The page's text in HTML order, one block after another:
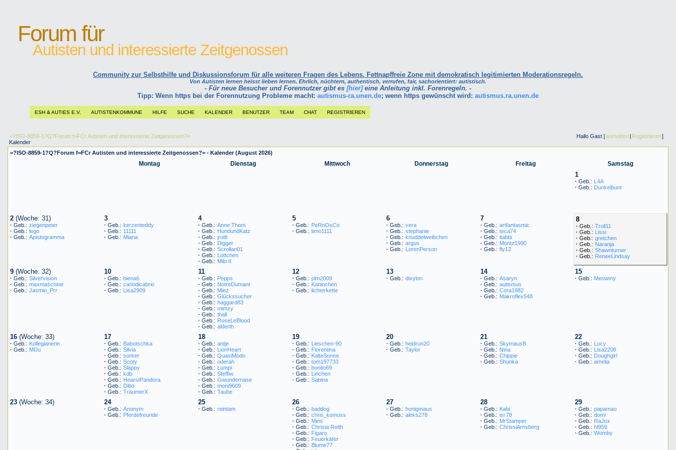
Forum für
Autisten und interessierte Zeitgenossen
Community zur Selbsthilfe und Diskussionsforum für alle weiteren Fragen des Lebens. Fettnapffreie Zone mit demokratisch legitimierten Moderationsregeln.
Von Autisten lernen heisst lieben lernen. Ehrlich, nüchtern, authentisch, verrufen, fair, sachorientiert: autistisch.
- Für neue Besucher und Forennutzer gibt es [hier]eine Anleitung inkl. Forenregeln. -
Tipp: Wenn https bei der Forennutzung Probleme macht: autismus-ra.unen.de; wenn https gewünscht wird: autismus.ra.unen.de
ESH & AUTIES E.V. AUTISTENKOMMUNE HILFE SUCHE KALENDER BENUTZER TEAM CHAT REGISTRIEREN
Hallo Gast [anmelden| Registrieren]
=?ISO-8859-1?Q?Forum f=FCr Autisten und interessierte Zeitgenossen?=
Kalender
=?ISO-8859-1?Q?Forum f=FCr Autisten und interessierte Zeitgenossen?= - Kalender (August 2026)
Montag Dienstag Mittwoch Donnerstag Freitag Samstag
1
· Geb.: L4A
· Geb.: Dunkelbunt
2(Woche: 31)
· Geb.: ziegenpeter
· Geb.: lego
· Geb.: Apistogramma
3
· Geb.: kerzenteddy
· Geb.: 11111
· Geb.: Miana
4
· Geb.: Anne Thom.
· Geb.: HundundKatz
· Geb.: jrottl
· Geb.: Digger
· Geb.: Scrollan01
· Geb.: Lottchen
· Geb.: Milo II
5
· Geb.: PeRnOsCo
· Geb.: timo1111
6
· Geb.: vera
· Geb.: stephanie
· Geb.: knuddelweibchen
· Geb.: argus
· Geb.: LorenPerson
7
· Geb.: artfantasmic
· Geb.: teca74
· Geb.: itabbi
· Geb.: Moritz1990
· Geb.: fly12
8
· Geb.: Troll11
· Geb.: Lissi
· Geb.: gretchen
· Geb.: Naranja
· Geb.: Shawnturner
· Geb.: ReneeLindsay
9(Woche: 32)
· Geb.: Silvervision
· Geb.: maxmaschine
· Geb.: Jasmin_Prr
10
· Geb.: biena6
· Geb.: carlodicabrio
· Geb.: Lisa2909
11
· Geb.: Pepps
· Geb.: NotreDumant
· Geb.: Miez
· Geb.: Glückssucher
· Geb.: haggard83
· Geb.: mimzy
· Geb.: thall
· Geb.: RoseLeBlood
· Geb.: alderth
12
· Geb.: plm2009
· Geb.: Kaninchen
· Geb.: lichterkette
13
· Geb.: dixylon
14
· Geb.: Asaryn
· Geb.: autismus
· Geb.: Cora1982
· Geb.: Makroflex548
15
· Geb.: Meowmy
16(Woche: 33)
· Geb.: Kollegianerin
· Geb.: MDu
17
· Geb.: Babotschka
· Geb.: Silvia
· Geb.: sorker
· Geb.: Scoty
· Geb.: Släppy
· Geb.: kdb
· Geb.: HearstPandora
· Geb.: Dibo
· Geb.: TräumerX
18
· Geb.: antje
· Geb.: LionHeart
· Geb.: QuasiModo
· Geb.: oderah
· Geb.: Lumpi
· Geb.: Steffiw
· Geb.: Gwundernase
· Geb.: moni9609
· Geb.: Taube
19
· Geb.: Lieschen-90
· Geb.: Florentina
· Geb.: KalteSonne
· Geb.: tom197733
· Geb.: bonito69
· Geb.: Linchen
· Geb.: Sabina
20
· Geb.: heidrun20
· Geb.: Taylor
21
· Geb.: SkymausB
· Geb.: Nina
· Geb.: Chippie
· Geb.: Shunka
22
· Geb.: Lucy
· Geb.: Lisa2208
· Geb.: Doughgirl
· Geb.: amelia
23(Woche: 34) 24
· Geb.: Anonym
· Geb.: Pferdefreunde
25
· Geb.: reintam
26
· Geb.: baddog
· Geb.: chris_komoss
· Geb.: Mimi
· Geb.: Christa Reith
· Geb.: Figaro
· Geb.: Feuerkäfer
· Geb.: Blume77
27
· Geb.: honigmaus
· Geb.: aleks278
28
· Geb.: Kabi
· Geb.: isi 78
· Geb.: MrStamper
· Geb.: ChrissiArnsberg
29
· Geb.: papamao
· Geb.: domi
· Geb.: RaJox
· Geb.: hl959
· Geb.: Womby